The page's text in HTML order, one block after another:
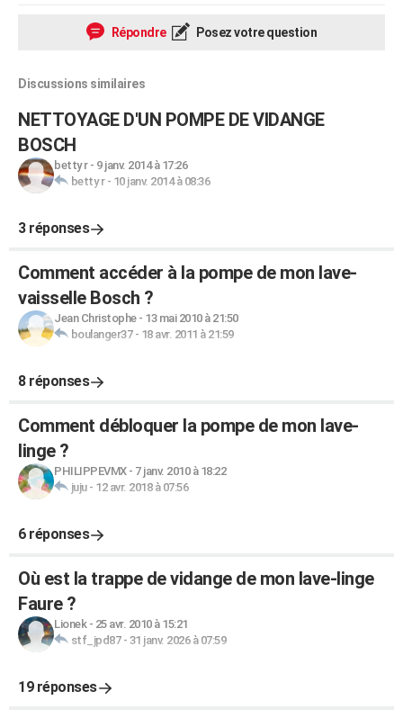
Répondre Posez votre question
Discussions similaires
NETTOYAGE D'UN POMPE DE VIDANGE
BOSCH
betty r- 9 janv. 2014 à 17:26
betty r- 10 janv. 2014 à 08:36
3 réponses
Comment accéder à la pompe de mon lave-
vaisselle Bosch ?
Jean Christophe- 13 mai 2010 à 21:50
boulanger37- 18 avr. 2011 à 21:59
8 réponses
Comment débloquer la pompe de mon lave-
linge ?
PHILIPPEVMX- 7 janv. 2010 à 18:22
juju- 12 avr. 2018 à 07:56
6 réponses
Où est la trappe de vidange de mon lave-linge
Faure ?
Lionek- 25 avr. 2010 à 15:21
stf_jpd87- 31 janv. 2026 à 07:59
19 réponses